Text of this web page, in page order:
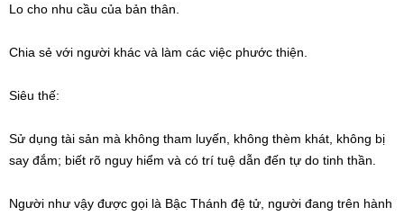
Lo cho nhu cầu của bản thân.
Chia sẻ với người khác và làm các việc phước thiện.
Siêu thế:
Sử dụng tài sản mà không tham luyến, không thèm khát, không bị
say đắm; biết rõ nguy hiểm và có trí tuệ dẫn đến tự do tinh thần.
Người như vậy được gọi là Bậc Thánh đệ tử, người đang trên hành